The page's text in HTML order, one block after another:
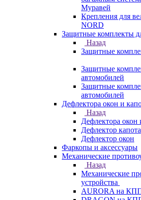
Муравей
Крепления для
NORD
Защитные комплекты
Назад
Защитные
Защитные
автомобилей
Защитные
автомобилей
Дефлектора окон и
Назад
Дефлектора окон
Дефлектор капота
Дефлектор окон
Фаркопы и аксессуары
Механические
Назад
Механические
устройства
AURORA на